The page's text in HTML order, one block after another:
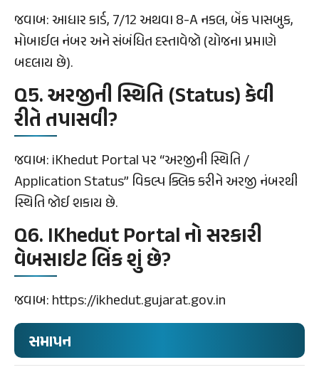
જવાબ: આધાર કાર્ડ, 7/12 અથવા 8-A નકલ, બેંક પાસબુક,
મોબાઈલ નંબર અને સંબંધિત દસ્તાવેજો (યોજના પ્રમાણે
બદલાય છે).
Q5. અરજીની સ્થિતિ (Status) કેવી
રીતે તપાસવી?
જવાબ: iKhedut Portal પર “અરજીની સ્થિતિ /
Application Status” વિકલ્પ ક્લિક કરીને અરજી નંબરથી
સ્થિતિ જોઈ શકાય છે.
Q6. IKhedut Portal નો સરકારી
વેબસાઇટ લિંક શું છે?
જવાબ: https://ikhedut.gujarat.gov.in
સમાપન